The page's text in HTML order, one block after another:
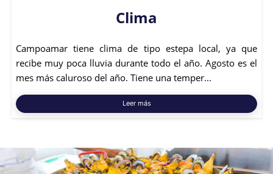
Clima
Campoamar tiene clima de tipo estepa local, ya que
recibe muy poca lluvia durante todo el año. Agosto es el
mes más caluroso del año. Tiene una temper...
Leer más